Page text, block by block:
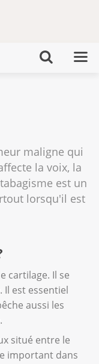
maligne qui
la voix, la
est un
lorsqu'il est
cartilage. Il se
Il est essentiel
aussi les
situé entre le
important dans